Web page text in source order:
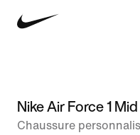
Nike Air Force 1
Chaussure